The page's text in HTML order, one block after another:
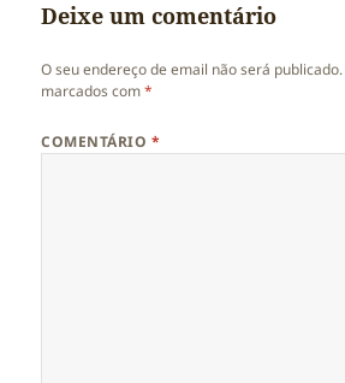
Deixe um comentário
O seu endereço de email não será publicado.
marcados com*
COMENTÁRIO *